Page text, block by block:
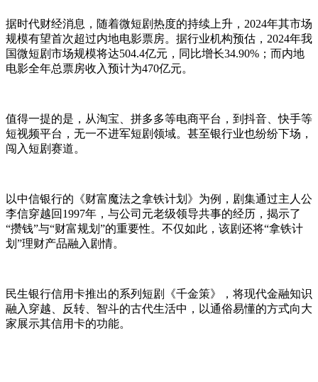
据时代财经消息，随着微短剧热度的持续上升，2024年其市场
规模有望首次超过内地电影票房。据行业机构预估，2024年我
国微短剧市场规模将达504.4亿元，同比增长34.90%；而内地
电影全年总票房收入预计为470亿元。
值得一提的是，从淘宝、拼多多等电商平台，到抖音、快手等
短视频平台，无一不进军短剧领域。甚至银行业也纷纷下场，
闯入短剧赛道。
以中信银行的《财富魔法之拿铁计划》为例，剧集通过主人公
李信穿越回1997年，与公司元老级领导共事的经历，揭示了
“攒钱”与“财富规划”的重要性。不仅如此，该剧还将“拿铁计
划”理财产品融入剧情。
民生银行信用卡推出的系列短剧《千金策》，将现代金融知识
融入穿越、反转、智斗的古代生活中，以通俗易懂的方式向大
家展示其信用卡的功能。